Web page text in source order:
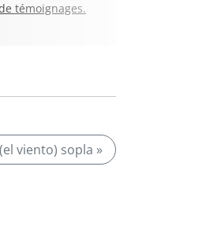
témoignages.
(el viento) sopla »